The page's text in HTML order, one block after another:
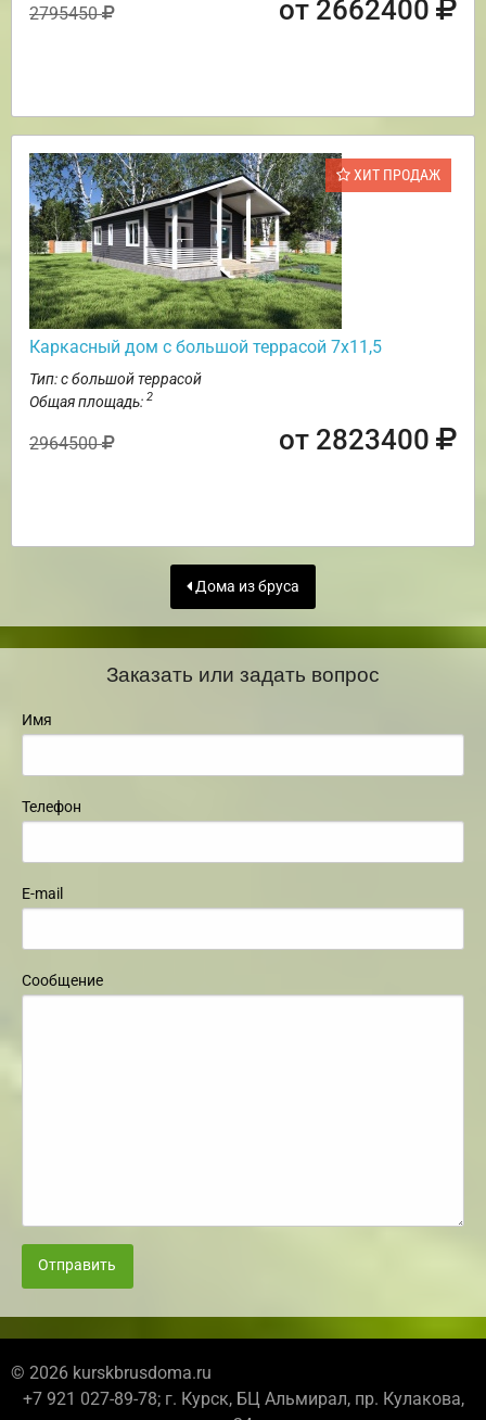
2795450 от 2662400
ХИТ ПРОДАЖ
Каркасный дом с большой террасой 7х11,5
Тип: с большой террасой
Общая площадь: 2
2964500 от 2823400
Дома из бруса
Заказать или задать вопрос
Имя
Телефон
E-mail
Сообщение
Отправить
© 2026 kurskbrusdoma.ru
+7 921 027-89-78; г. Курск, БЦ Альмирал, пр. Кулакова,